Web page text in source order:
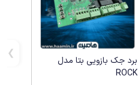
برد جک بازویی بتا مدل
ROCK